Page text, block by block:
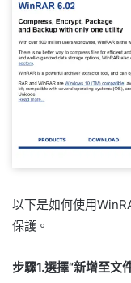
以下是如何使用
保護。
步驟1.選擇“新增至文